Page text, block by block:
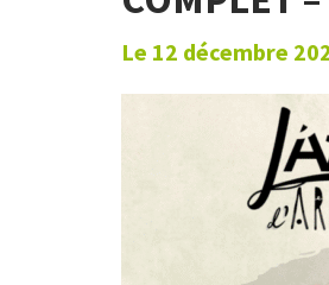
Le 12 décembre